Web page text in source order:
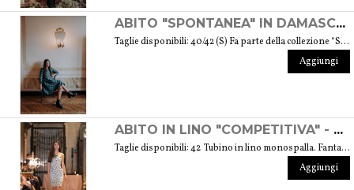
ABITO "SPONTANEA" IN DAMASCATO DI SETA - COLLEZIONE "SETOSA"
Taglie disponibili: 40/42 (S) Fa parte della collezione “Setosa” contenente i capi realizzati in seta accuratamente scelta per una donna assomigliante a questo tessuto prezioso per le sue peculiarità. Peso 330 gr. GUIDA ALLE TAGLIE
Aggiungi
ABITO IN LINO "COMPETITIVA" - FANTASIA FLOREALE DI COLORE BIANCO E NERO
Taglie disponibili: 42 Tubino in lino monospalla. Fantasia floreale di colore bianco e nero. Peso 360 gr. GUIDA ALLE TAGLIE
Aggiungi